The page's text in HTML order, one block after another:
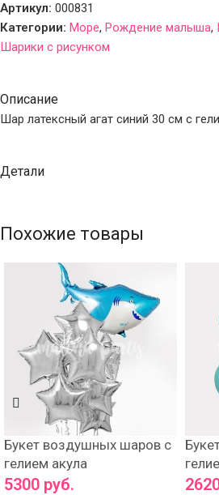
Артикул: 000831
Категории: Море, Рождение малыша,
Шарики с рисунком
Описание
Шар латексный агат синий 30 см с
Детали
Похожие товары
Букет воздушных шаров с
гелием акула
5300 руб.